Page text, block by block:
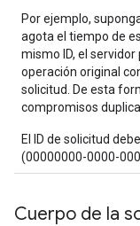
Por ejemplo,
agota el tiempo de
mismo ID, el
operación original
solicitud. De esta
compromisos
El ID de solicitud
(00000000-0000-
Cuerpo de la